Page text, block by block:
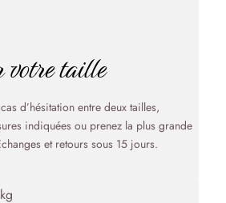
votre taille
d’hésitation entre deux tailles,
indiquées ou prenez la plus grande
et retours sous 15 jours.